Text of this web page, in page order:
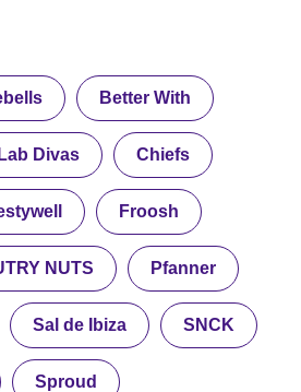
Better With
Divas Chiefs
Froosh
NUTS Pfanner
Sal de Ibiza SNCK
Sproud